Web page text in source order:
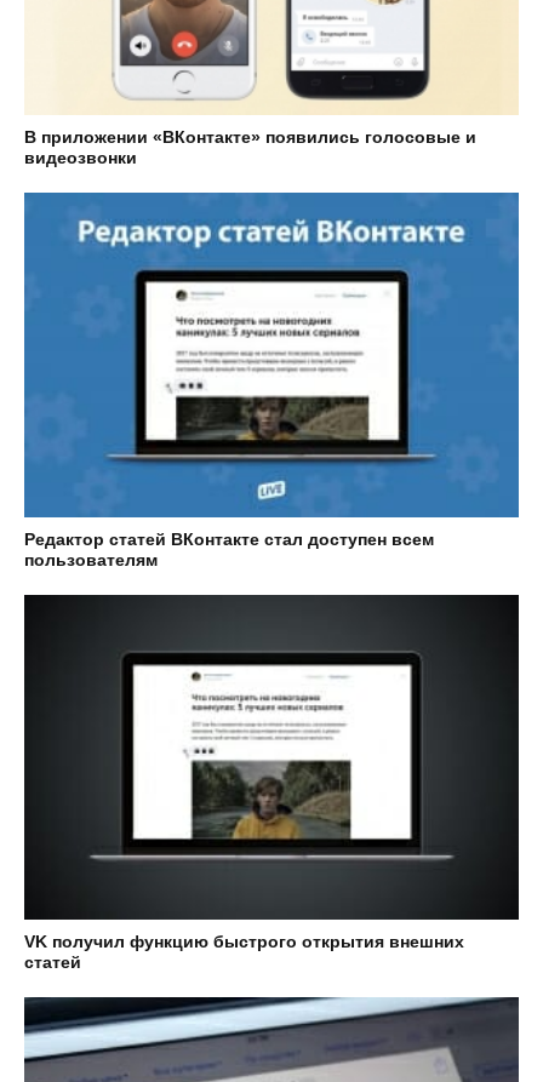
В приложении «ВКонтакте» появились голосовые и
видеозвонки
Редактор статей ВКонтакте стал доступен всем
пользователям
VK получил функцию быстрого открытия внешних
статей